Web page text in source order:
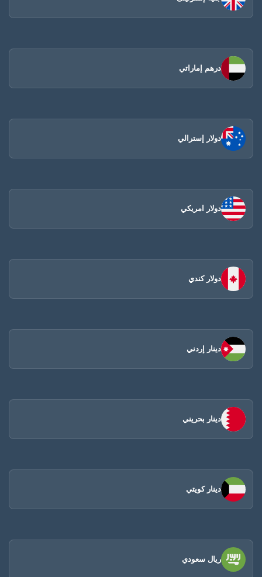
درهم إماراتي
دولار إسترالي
دولار امريكي
دولار كندي
دينار إردني
دينار بحريني
دينار كويتي
ريال سعودي